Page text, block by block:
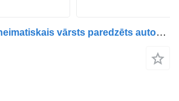
Herion 1025246 pneimatiskais vārsts paredzēts autobusa